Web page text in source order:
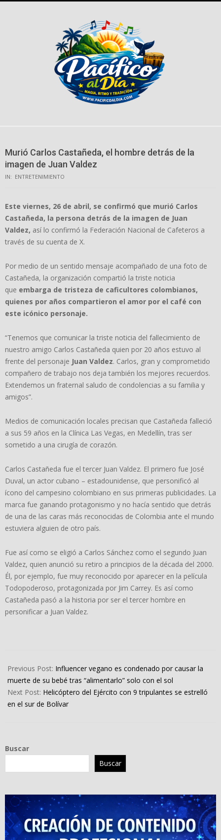
Murió Carlos Castañeda, el hombre detrás de la
imagen de Juan Valdez
IN: ENTRETENIMIENTO
Este viernes, 26 de abril, se confirmó que murió Carlos
Castañeda, la persona detrás de la imagen de Juan
Valdez, así lo confirmó la Federación Nacional de Cafeteros a
través de su cuenta de X.
Por medio de un sentido mensaje acompañado de una foto de
Castañeda, la organización compartió la triste noticia
que embarga de tristeza de caficultores colombianos,
quienes por años compartieron el amor por el café con
este icónico personaje.
“Tenemos que comunicar la triste noticia del fallecimiento de
nuestro amigo Carlos Castañeda quien por 20 años estuvo al
frente del personaje Juan Valdez. Carlos, gran y comprometido
compañero de trabajo nos deja también los mejores recuerdos.
Extendemos un fraternal saludo de condolencias a su familia y
amigos”.
Medios de comunicación locales precisan que Castañeda falleció
a sus 59 años en la Clínica Las Vegas, en Medellín, tras ser
sometido a una cirugía de corazón.
Carlos Castañeda fue el tercer Juan Valdez. El primero fue José
Duval, un actor cubano – estadounidense, que personificó al
ícono del campesino colombiano en sus primeras publicidades. La
marca fue ganando protagonismo y no hacía sentido que detrás
de una de las caras más reconocidas de Colombia ante el mundo
estuviera alguien de otro país.
Fue así como se eligió a Carlos Sánchez como el segundo Juan
Valdez, quien anunció su retiro a principios de la década del 2000.
Él, por ejemplo, fue muy reconocido por aparecer en la película
Todopoderoso, protagonizada por Jim Carrey. Es así como
Castañeda pasó a la historia por ser el tercer hombre en
personificar a Juan Valdez.
04-
29
Previous Post: Influencer vegano es condenado por causar la
muerte de su bebé tras “alimentarlo” solo con el sol
Next Post: Helicóptero del Ejército con 9 tripulantes se estrelló
en el sur de Bolívar
Buscar
Buscar